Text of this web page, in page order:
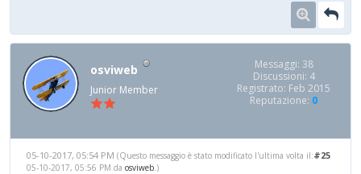
osviweb
Junior Member
Messaggi: 38
Discussioni: 4
Registrato: Feb 2015
Reputazione: 0
#25
05-10-2017, 05:54 PM (Questo messaggio è stato modificato l'ultima volta il:
05-10-2017, 05:56 PM da osviweb.)